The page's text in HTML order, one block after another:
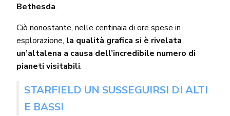
Bethesda.
Ciò nonostante, nelle centinaia di ore spese in
esplorazione, la qualità grafica si è rivelata
un’altalena a causa dell’incredibile numero di
pianeti visitabili.
STARFIELD UN SUSSEGUIRSI DI ALTI
E BASSI